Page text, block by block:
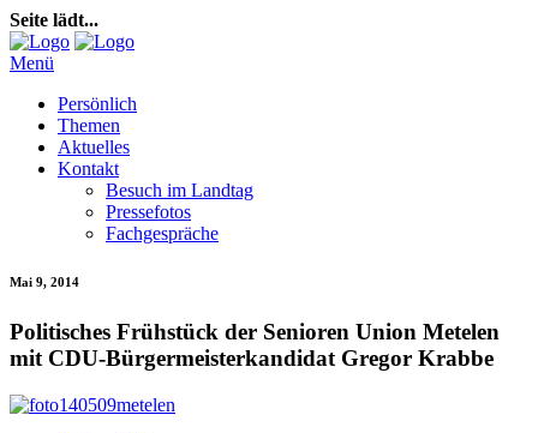
Seite lädt...
Menü
Persönlich
Themen
Aktuelles
Kontakt
Besuch im Landtag
Pressefotos
Fachgespräche
Mai 9, 2014
Politisches Frühstück der Senioren Union Metelen
mit CDU-Bürgermeisterkandidat Gregor Krabbe